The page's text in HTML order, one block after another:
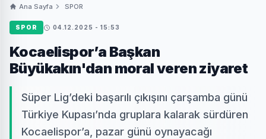
Ana Sayfa SPOR
SPOR 04.12.2025 - 15:53
Kocaelispor’a Başkan
Büyükakın'dan moral veren ziyaret
Süper Lig’deki başarılı çıkışını çarşamba günü
Türkiye Kupası’nda gruplara kalarak sürdüren
Kocaelispor’a, pazar günü oynayacağı